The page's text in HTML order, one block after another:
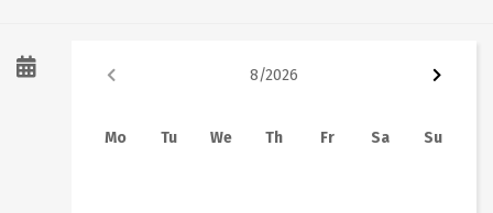
8/2026
Mo Tu We Th Fr Sa
Su